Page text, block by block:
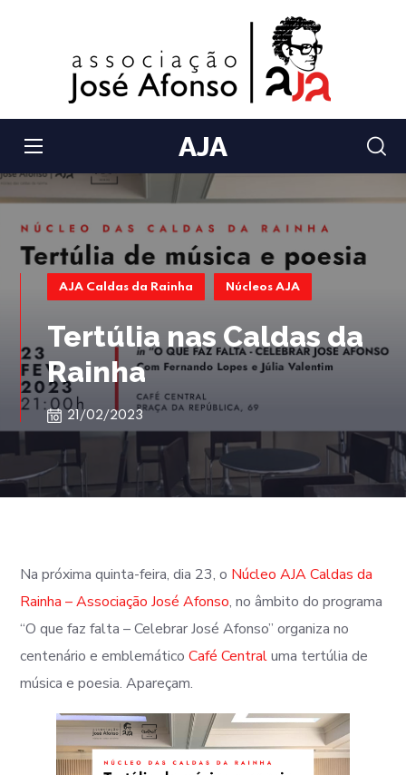
AJA
AJA Caldas da Rainha Núcleos AJA
Tertúlia nas Caldas da
Rainha
21/02/2023
Na próxima quinta-feira, dia 23, o Núcleo AJA Caldas da
Rainha – Associação José Afonso, no âmbito do programa
“O que faz falta – Celebrar José Afonso” organiza no
centenário e emblemáticoCafé Centraluma tertúlia de
música e poesia. Apareçam.